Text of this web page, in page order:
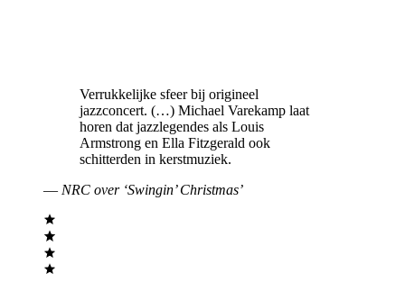
Verrukkelijke sfeer bij origineel
jazzconcert. (…) Michael Varekamp laat
horen dat jazzlegendes als Louis
Armstrong en Ella Fitzgerald ook
schitterden in kerstmuziek.
— NRC over ‘Swingin’ Christmas’